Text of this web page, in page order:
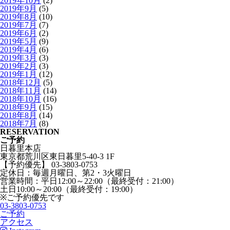
2019年9月 (5)
2019年8月 (10)
2019年7月 (7)
2019年6月 (2)
2019年5月 (9)
2019年4月 (6)
2019年3月 (3)
2019年2月 (3)
2019年1月 (12)
2018年12月 (5)
2018年11月 (14)
2018年10月 (16)
2018年9月 (15)
2018年8月 (14)
2018年7月 (8)
RESERVATION
ご予約
日暮里本店
東京都荒川区東日暮里5-40-3 1F
【予約優先】 03-3803-0753
定休日：毎週月曜日、第2・3火曜日
営業時間：平日12:00～22:00（最終受付：21:00）
土日10:00～20:00（最終受付：19:00）
※ご予約優先です
03-3803-0753
ご予約
アクセス